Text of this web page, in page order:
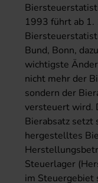
1993 führt ab 1.
Bund, Bonn,
wichtigste
nicht mehr der
sondern der
versteuert wird.
Bierabsatz setzt
hergestelltes
Steuerlager
im Steuergebiet